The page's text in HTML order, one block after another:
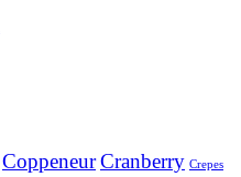
CoppeneurCranberry Crepes